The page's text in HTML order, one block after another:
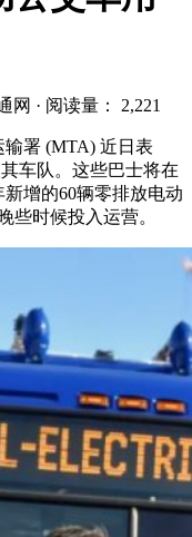
网 · 阅读量： 2,221
署 (MTA) 近日表
车队。这些巴士将在
增的60辆零排放电动
些时候投入运营。